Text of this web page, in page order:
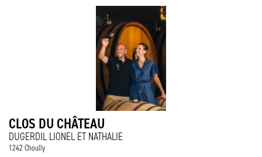
CLOS DU CHÂTEAU
DUGERDIL LIONEL ET NATHALIE
1242 Choully